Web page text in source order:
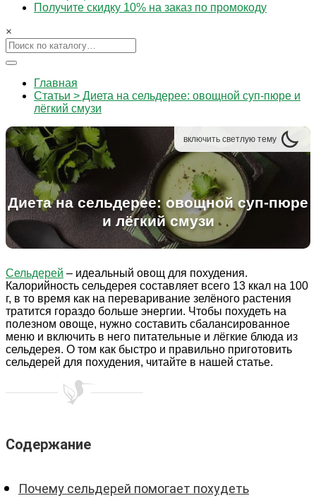
Получите скидку 10% на заказ по промокоду
×
Главная
Статьи > Диета на сельдерее: овощной суп-пюре и
лёгкий смузи
включить светлую тему
Диета на сельдерее: овощной суп-пюре
и лёгкий смузи
Сельдерей – идеальный овощ для похудения.
Калорийность сельдерея составляет всего 13 ккал на 100
г, в то время как на переваривание зелёного растения
тратится гораздо больше энергии. Чтобы похудеть на
полезном овоще, нужно составить сбалансированное
меню и включить в него питательные и лёгкие блюда из
сельдерея. О том как быстро и правильно приготовить
сельдерей для похудения, читайте в нашей статье.
Содержание
Почему сельдерей помогает похудеть